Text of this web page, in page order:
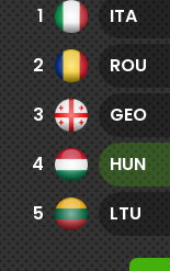
1 ITA
2
ROU
3
GEO
4
HUN
5
LTU